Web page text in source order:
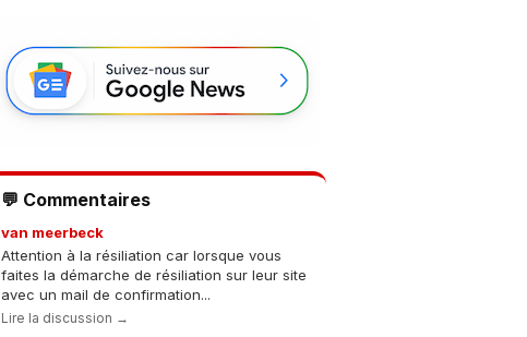
💬 Commentaires
van meerbeck
Attention à la résiliation car lorsque vous
faites la démarche de résiliation sur leur site
avec un mail de confirmation...
Lire la discussion →